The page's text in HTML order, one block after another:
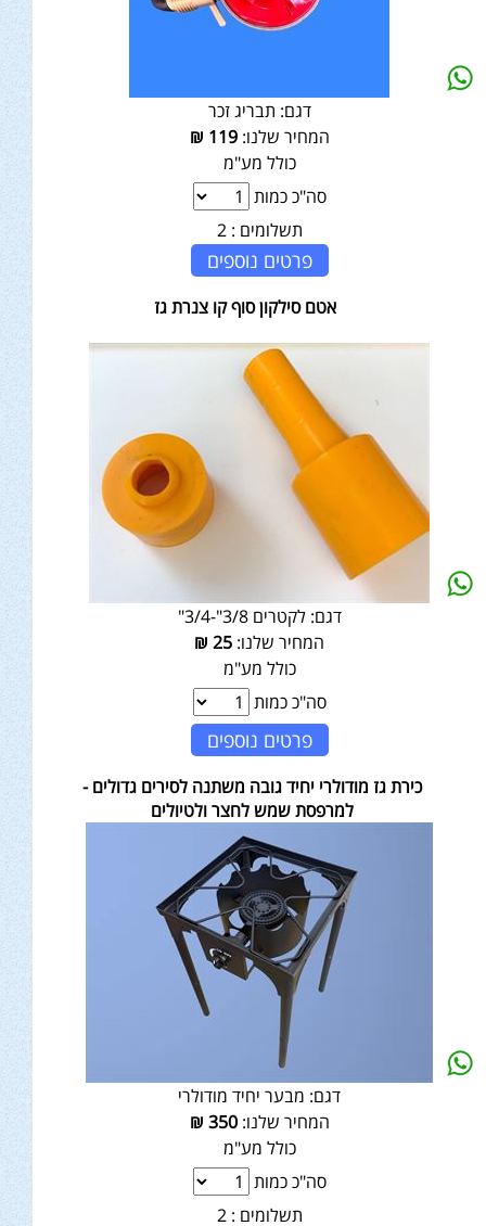
דגם: תבריג זכר
המחיר שלנו:119
₪
כולל מע"מ
סה"כ כמות
תשלומים : 2
פרטים נוספים
אטם סילקון סוף קו צנרת גז
דגם: לקטרים 3/8"-3/4"
המחיר שלנו: 25
₪
כולל מע"מ
סה"כ כמות
פרטים נוספים
כירת גז מודולרי יחיד גובה משתנה לסירים גדולים -
למרפסת שמש לחצר ולטיולים
דגם: מבער יחיד מודולרי
המחיר שלנו:350
₪
כולל מע"מ
סה"כ כמות
תשלומים : 2